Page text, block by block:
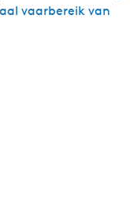
vaarbereik van